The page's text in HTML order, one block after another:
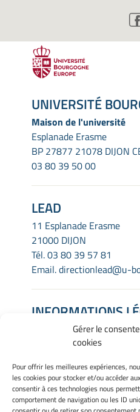
Gérer le
cookies
Pour offrir les meilleures expériences,
les cookies pour stocker et/ou accéder
consentir à ces technologies nous
comportement de navigation ou les ID
UNIVERSITÉ
Maison de l'université
Esplanade Erasme
BP 27877 21078 DIJON
03 80 39 50 00
LEAD
11 Esplanade Erasme
21000 DIJON
Tél.03 80 39 57 81
Email.directionlead@u-
INFORMATIONS
Mentions Légales
Gérer mes cookies
Déclaration de
Avertissement